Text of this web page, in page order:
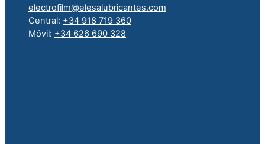
electrofilm@elesalubricantes.com
Central: +34 918 719 360
Móvil: +34 626 690 328